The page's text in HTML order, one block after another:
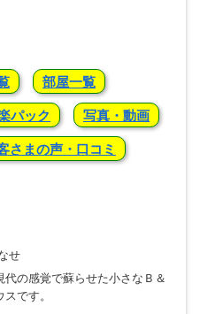
部屋一覧
パック 写真・動画
さまの声・口コミ
せ
代の感覚で蘇らせた小さなＢ＆
です。